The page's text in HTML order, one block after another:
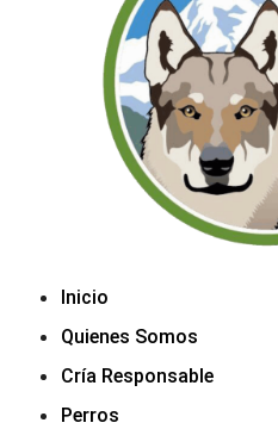
Inicio
Quienes Somos
Cría Responsable
Perros